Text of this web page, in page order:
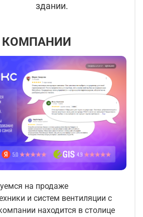
здании.
КОМПАНИИ
на продаже
и систем вентиляции с
находится в столице